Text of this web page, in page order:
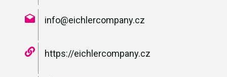
info@eichlercompany.cz
https://eichlercompany.cz